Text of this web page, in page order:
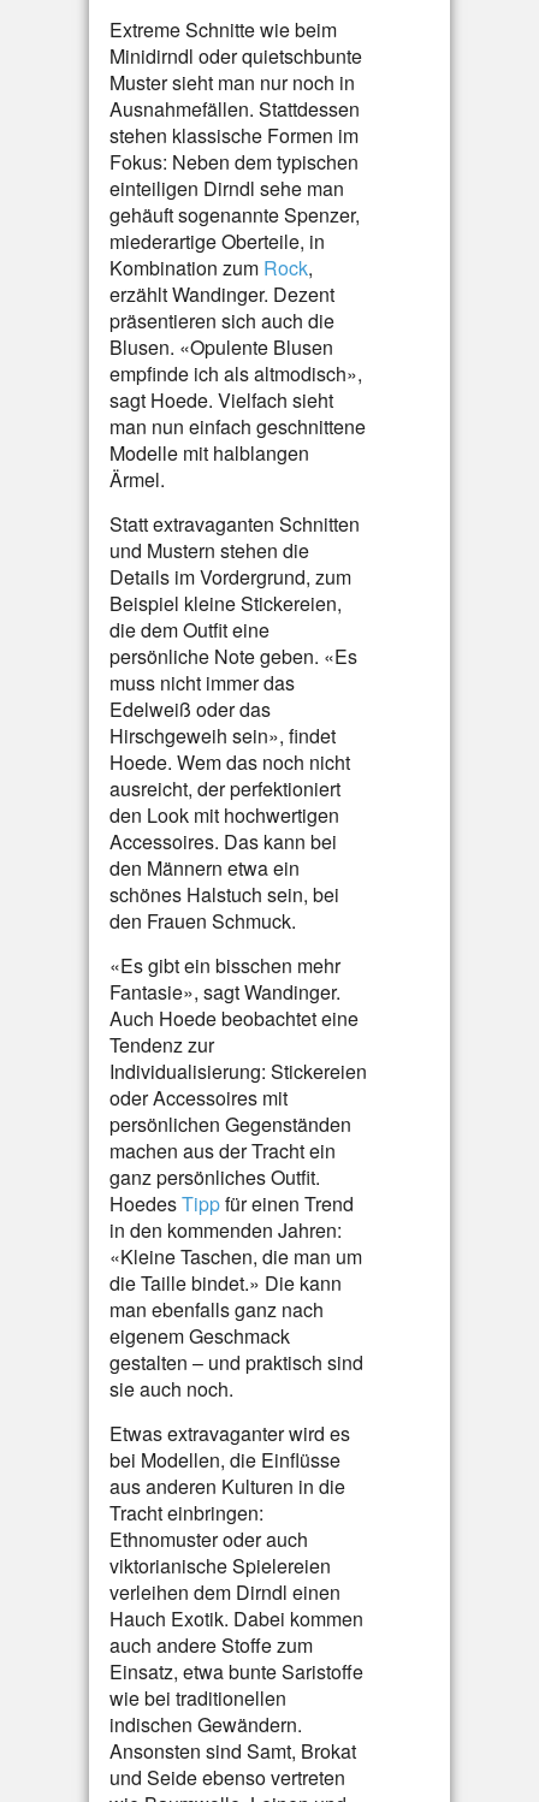
Extreme Schnitte wie beim
Minidirndl oder quietschbunte
Muster sieht man nur noch in
Ausnahmefällen. Stattdessen
stehen klassische Formen im
Fokus: Neben dem typischen
einteiligen Dirndl sehe man
gehäuft sogenannte Spenzer,
miederartige Oberteile, in
Kombination zum Rock,
erzählt Wandinger. Dezent
präsentieren sich auch die
Blusen. «Opulente Blusen
empfinde ich als altmodisch»,
sagt Hoede. Vielfach sieht
man nun einfach geschnittene
Modelle mit halblangen
Ärmel.
Statt extravaganten Schnitten
und Mustern stehen die
Details im Vordergrund, zum
Beispiel kleine Stickereien,
die dem Outfit eine
persönliche Note geben. «Es
muss nicht immer das
Edelweiß oder das
Hirschgeweih sein», findet
Hoede. Wem das noch nicht
ausreicht, der perfektioniert
den Look mit hochwertigen
Accessoires. Das kann bei
den Männern etwa ein
schönes Halstuch sein, bei
den Frauen Schmuck.
«Es gibt ein bisschen mehr
Fantasie», sagt Wandinger.
Auch Hoede beobachtet eine
Tendenz zur
Individualisierung: Stickereien
oder Accessoires mit
persönlichen Gegenständen
machen aus der Tracht ein
ganz persönliches Outfit.
HoedesTippfür einen Trend
in den kommenden Jahren:
«Kleine Taschen, die man um
die Taille bindet.» Die kann
man ebenfalls ganz nach
eigenem Geschmack
gestalten – und praktisch sind
sie auch noch.
Etwas extravaganter wird es
bei Modellen, die Einflüsse
aus anderen Kulturen in die
Tracht einbringen:
Ethnomuster oder auch
viktorianische Spielereien
verleihen dem Dirndl einen
Hauch Exotik. Dabei kommen
auch andere Stoffe zum
Einsatz, etwa bunte Saristoffe
wie bei traditionellen
indischen Gewändern.
Ansonsten sind Samt, Brokat
und Seide ebenso vertreten